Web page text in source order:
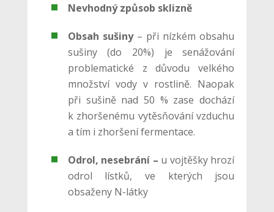
Nevhodný způsob sklizně
Obsah sušiny – při nízkém obsahu
sušiny (do 20%) je senážování
problematické z důvodu velkého
množství vody v rostlině. Naopak
při sušině nad 50 % zase dochází
k zhoršenému vytěsňování vzduchu
a tím i zhoršení fermentace.
Odrol, nesebrání – u vojtěšky hrozí
odrol lístků, ve kterých jsou
obsaženy N-látky